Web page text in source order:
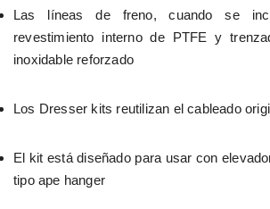
Las líneas de freno, cuando se
revestimiento interno de PTFE y
inoxidable reforzado
Los Dresser kits reutilizan el cableado
El kit está diseñado para usar con
tipo ape hanger